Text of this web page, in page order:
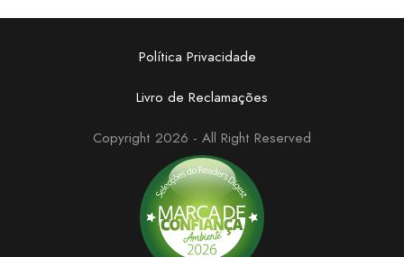
Política Privacidade
Livro de Reclamações
Copyright 2026 - All Right Reserved